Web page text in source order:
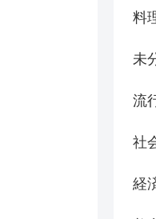
料
未
流
社
経